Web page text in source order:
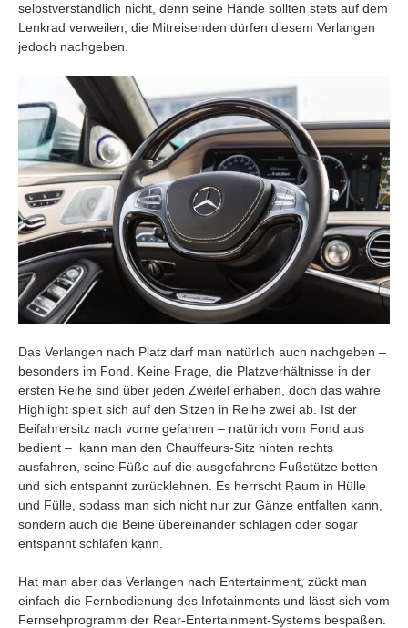
selbstverständlich nicht, denn seine Hände sollten stets auf dem
Lenkrad verweilen; die Mitreisenden dürfen diesem Verlangen
jedoch nachgeben.
Das Verlangen nach Platz darf man natürlich auch nachgeben –
besonders im Fond. Keine Frage, die Platzverhältnisse in der
ersten Reihe sind über jeden Zweifel erhaben, doch das wahre
Highlight spielt sich auf den Sitzen in Reihe zwei ab. Ist der
Beifahrersitz nach vorne gefahren – natürlich vom Fond aus
bedient – kann man den Chauffeurs-Sitz hinten rechts
ausfahren, seine Füße auf die ausgefahrene Fußstütze betten
und sich entspannt zurücklehnen. Es herrscht Raum in Hülle
und Fülle, sodass man sich nicht nur zur Gänze entfalten kann,
sondern auch die Beine übereinander schlagen oder sogar
entspannt schlafen kann.
Hat man aber das Verlangen nach Entertainment, zückt man
einfach die Fernbedienung des Infotainments und lässt sich vom
Fernsehprogramm der Rear-Entertainment-Systems bespaßen.